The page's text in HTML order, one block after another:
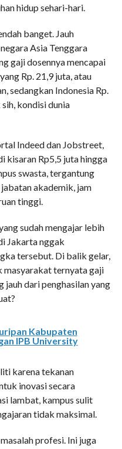
hidup sehari-hari.
banget. Jauh
Asia Tenggara
gaji dosennya mencapai
Rp. 21,9 juta, atau
sedangkan Indonesia Rp.
kondisi dunia
Indeed dan Jobstreet,
kisaran Rp5,5 juta hingga
swasta, tergantung
akademik, jam
tinggi.
sudah mengajar lebih
Jakarta nggak
tersebut. Di balik gelar,
masyarakat ternyata gaji
jauh dari penghasilan yang
Kabupaten
IPB University
karena tekanan
inovasi secara
lambat, kampus sulit
tidak maksimal.
profesi. Ini juga